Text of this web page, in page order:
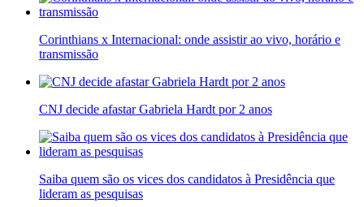
Corinthians x Internacional: onde assistir ao vivo, horário e
transmissão
CNJ decide afastar Gabriela Hardt por 2 anos
Saiba quem são os vices dos candidatos à Presidência que
lideram as pesquisas